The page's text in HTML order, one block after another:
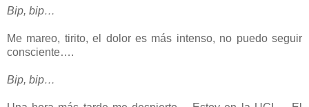
Bip, bip…
Me mareo, tirito, el dolor es más intenso, no puedo seguir
consciente….
Bip, bip…